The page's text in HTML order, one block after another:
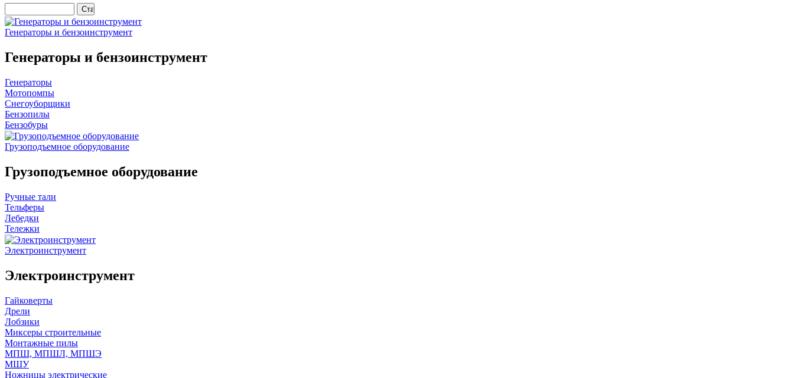
Генераторы и бензоинструмент
Генераторы и бензоинструмент
Генераторы
Мотопомпы
Снегоуборщики
Бензопилы
Бензобуры
Грузоподъемное оборудование
Грузоподъемное оборудование
Ручные тали
Тельферы
Лебедки
Тележки
Электроинструмент
Электроинструмент
Гайковерты
Дрели
Лобзики
Миксеры строительные
Монтажные пилы
МПШ, МПШЛ, МПШЭ
МШУ
Ножницы электрические